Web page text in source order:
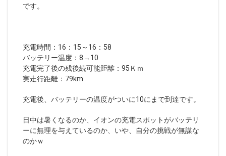
です。
充電時間：16：15～16：58
バッテリー温度：8→10
充電完了後の残後続可能距離：95Ｋｍ
実走行距離：79km
充電後、バッテリーの温度がついに10にまで到達です。
日中は暑くなるのか、イオンの充電スポットがバッテリ
ーに無理を与えているのか、いや、自分の挑戦が無謀な
のかｗ